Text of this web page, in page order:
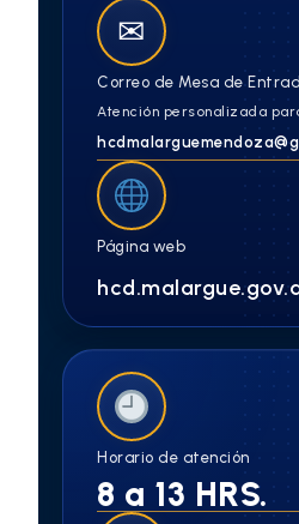
✉
Correo de Mesa de
Atención personalizada
Página web
Horario de atención
8 a 13 HRS.